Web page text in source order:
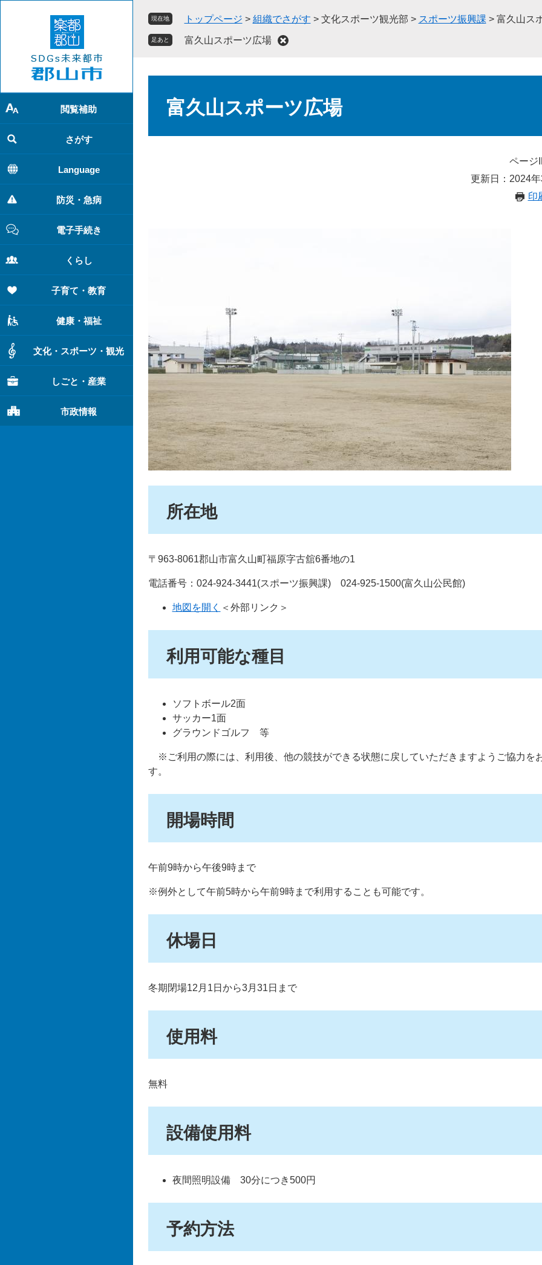
で
す
。
ば
し
て
本
文
へ
閲覧補助
さがす
Language
防災・急病
電子手続き
くらし
子育て・教育
健康・福祉
文化・スポーツ・観光
しごと・産業
市政情報
現在地 トップページ > 組織でさがす > 文化スポーツ観光部 > スポーツ振興課 > 富久山ス
足あと 富久山スポーツ広場
富久山スポーツ広場
ページ
更新日：2024
印
所在地
〒963-8061郡山市富久山町福原字古舘6番地の1
電話番号：024-924-3441(スポーツ振興課) 024-925-1500(富久山公民館)
地図を開く ＜外部リンク＞
利用可能な種目
ソフトボール2面
サッカー1面
グラウンドゴルフ 等
※ご利用の際には、利用後、他の競技ができる状態に戻していただきますようご協力を
す。
開場時間
午前9時から午後9時まで
※例外として午前5時から午前9時まで利用することも可能です。
休場日
冬期閉場12月1日から3月31日まで
使用料
無料
設備使用料
夜間照明設備 30分につき500円
予約方法